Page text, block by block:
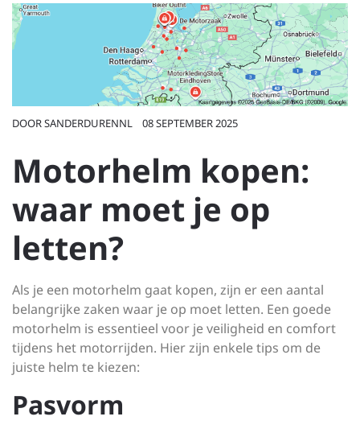
DOORSANDERDURENNL 08 SEPTEMBER 2025
Motorhelm kopen:
waar moet je op
letten?
Als je een motorhelm gaat kopen, zijn er een aantal
belangrijke zaken waar je op moet letten. Een goede
motorhelm is essentieel voor je veiligheid en comfort
tijdens het motorrijden. Hier zijn enkele tips om de
juiste helm te kiezen:
Pasvorm